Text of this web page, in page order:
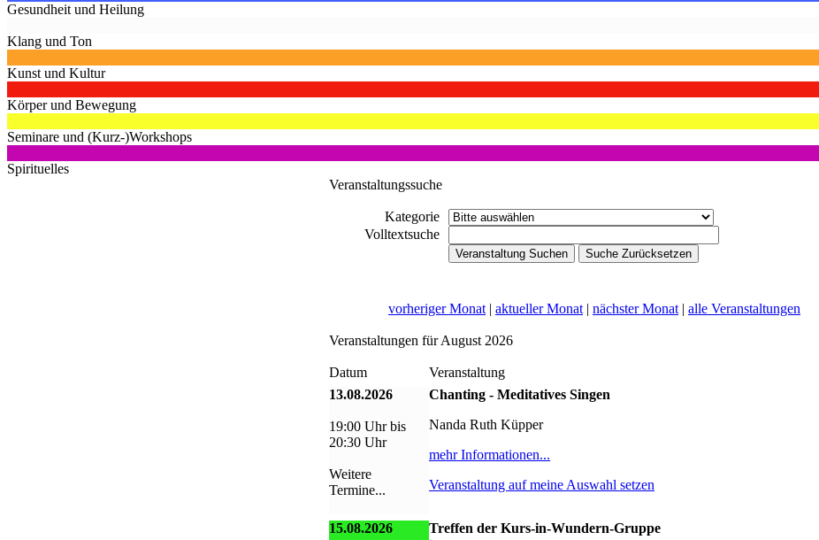
Gesundheit und Heilung
Klang und Ton
Kunst und Kultur
Körper und Bewegung
Seminare und (Kurz-)Workshops
Spirituelles
Veranstaltungssuche
Kategorie
Volltextsuche
vorheriger Monat | aktueller Monat | nächster Monat | alle Veranstaltungen
Veranstaltungen für August 2026
Datum
Veranstaltung
13.08.2026
19:00 Uhr bis
20:30 Uhr
Weitere
Termine...
Chanting - Meditatives Singen
Nanda Ruth Küpper
mehr Informationen...
Veranstaltung auf meine Auswahl setzen
15.08.2026
Treffen der Kurs-in-Wundern-Gruppe